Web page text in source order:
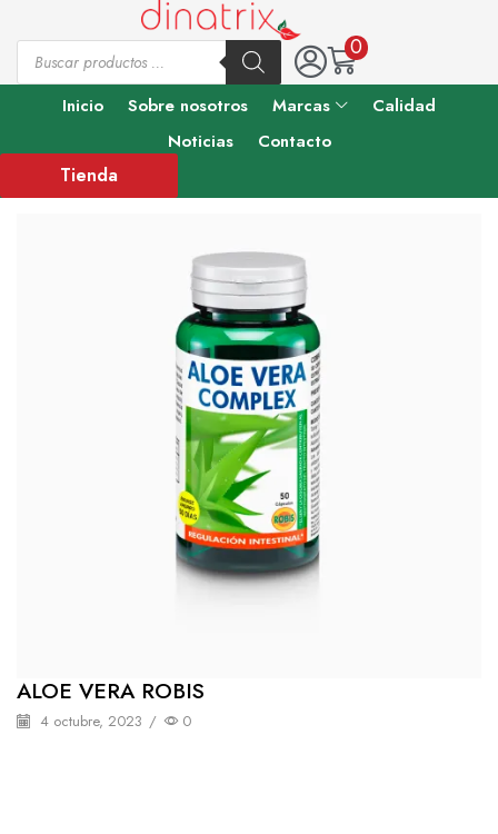
0
Inicio Sobre nosotros Marcas
Calidad
Noticias
Contacto
Tienda
ALOE VERA ROBIS
4 octubre, 2023 / 0